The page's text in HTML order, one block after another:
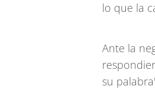
lo que la
Ante la
su